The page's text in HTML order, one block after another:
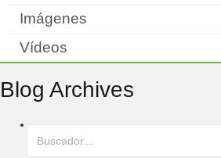
Imágenes
Vídeos
Blog Archives